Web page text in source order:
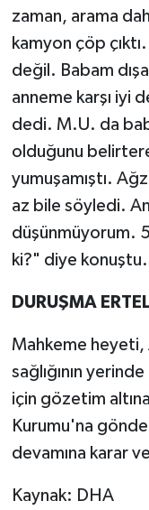
zaman, arama
kamyon çöp
değil. Babam
anneme karşı iyi
dedi. M.U. da
olduğunu
yumuşamıştı.
az bile söyledi.
düşünmüyorum.
ki?" diye konuştu.
DURUŞMA
Mahkeme heyeti,
sağlığının
için gözetim
Kurumu'na
devamına karar
Kaynak: DHA